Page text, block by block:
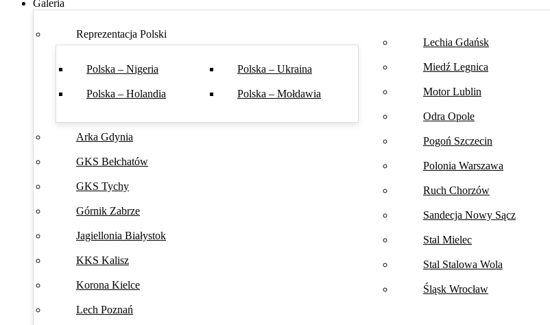
Galeria
Reprezentacja Polski
Polska – Nigeria
Polska – Holandia
Polska – Ukraina
Polska – Mołdawia
Arka Gdynia
GKS Bełchatów
GKS Tychy
Górnik Zabrze
Jagiellonia Białystok
KKS Kalisz
Korona Kielce
Lech Poznań
Lechia Gdańsk
Miedź Legnica
Motor Lublin
Odra Opole
Pogoń Szczecin
Polonia Warszawa
Ruch Chorzów
Sandecja Nowy Sącz
Stal Mielec
Stal Stalowa Wola
Śląsk Wrocław